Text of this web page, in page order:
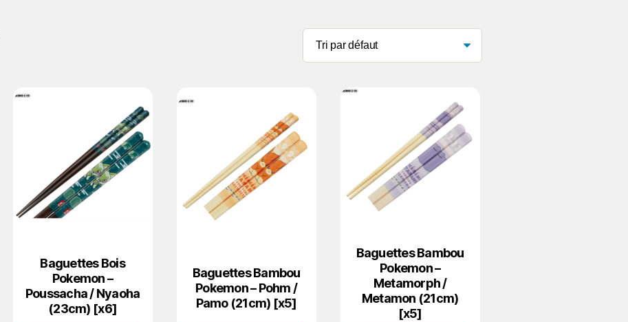
Baguettes Bois
Pokemon –
Poussacha / Nyaoha
(23cm) [x6]
Baguettes Bambou
Pokemon – Pohm /
Pamo (21cm) [x5]
Baguettes Bambou
Pokemon –
Metamorph /
Metamon (21cm)
[x5]